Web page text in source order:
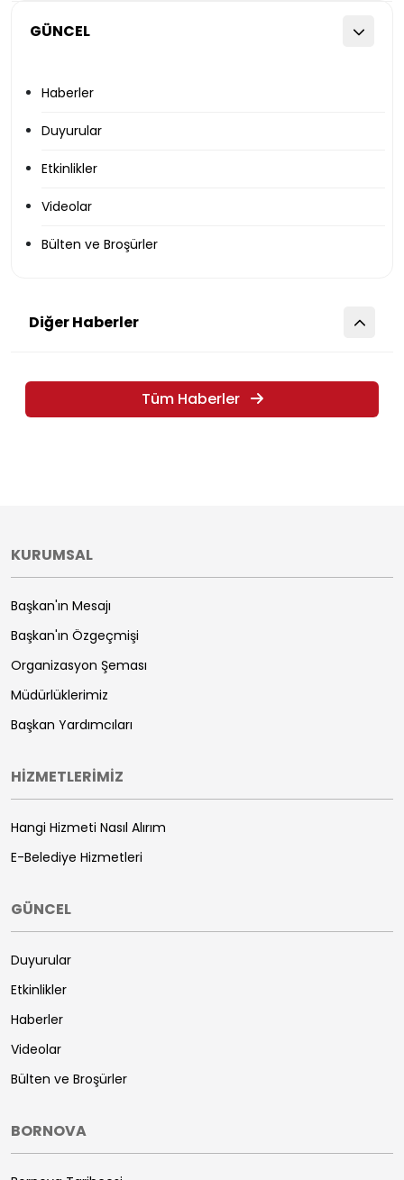
GÜNCEL
Haberler
Duyurular
Etkinlikler
Videolar
Bülten ve Broşürler
Diğer Haberler
Tüm Haberler
KURUMSAL
Başkan'ın Mesajı
Başkan'ın Özgeçmişi
Organizasyon Şeması
Müdürlüklerimiz
Başkan Yardımcıları
HİZMETLERİMİZ
Hangi Hizmeti Nasıl Alırım
E-Belediye Hizmetleri
GÜNCEL
Duyurular
Etkinlikler
Haberler
Videolar
Bülten ve Broşürler
BORNOVA